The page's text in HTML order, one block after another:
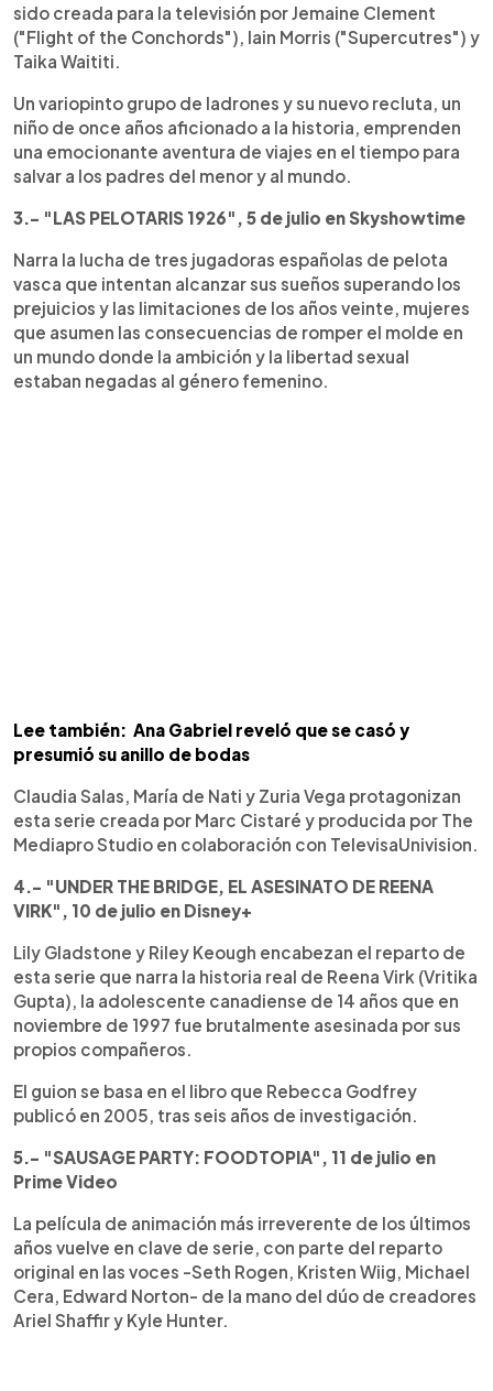
sido creada para la televisión por Jemaine Clement
("Flight of the Conchords"), Iain Morris ("Supercutres") y
Taika Waititi.
Un variopinto grupo de ladrones y su nuevo recluta, un
niño de once años aficionado a la historia, emprenden
una emocionante aventura de viajes en el tiempo para
salvar a los padres del menor y al mundo.
3.- "LAS PELOTARIS 1926", 5 de julio en Skyshowtime
Narra la lucha de tres jugadoras españolas de pelota
vasca que intentan alcanzar sus sueños superando los
prejuicios y las limitaciones de los años veinte, mujeres
que asumen las consecuencias de romper el molde en
un mundo donde la ambición y la libertad sexual
estaban negadas al género femenino.
Lee también: Ana Gabriel reveló que se casó y
presumió su anillo de bodas
Claudia Salas, María de Nati y Zuria Vega protagonizan
esta serie creada por Marc Cistaré y producida por The
Mediapro Studio en colaboración con TelevisaUnivision.
4.- "UNDER THE BRIDGE, EL ASESINATO DE REENA
VIRK", 10 de julio en Disney+
Lily Gladstone y Riley Keough encabezan el reparto de
esta serie que narra la historia real de Reena Virk (Vritika
Gupta), la adolescente canadiense de 14 años que en
noviembre de 1997 fue brutalmente asesinada por sus
propios compañeros.
El guion se basa en el libro que Rebecca Godfrey
publicó en 2005, tras seis años de investigación.
5.- "SAUSAGE PARTY: FOODTOPIA", 11 de julio en
Prime Video
La película de animación más irreverente de los últimos
años vuelve en clave de serie, con parte del reparto
original en las voces -Seth Rogen, Kristen Wiig, Michael
Cera, Edward Norton- de la mano del dúo de creadores
Ariel Shaffir y Kyle Hunter.